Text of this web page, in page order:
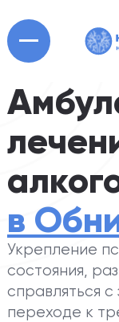
в
Укрепление
состояния,
справляться
переходе к